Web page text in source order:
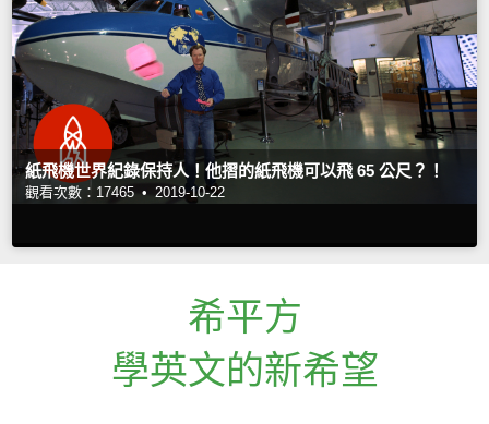
紙飛機世界紀錄保持人！他摺的紙飛機可以飛 65 公尺？！
觀看次數：17465 • 2019-10-22
希平方
學英文的新希望